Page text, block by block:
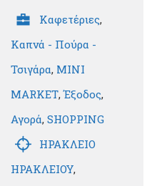
Καφετέριες,
Καπνά - Πούρα -
Τσιγάρα, MINI
MARKET,Έξοδος,
Αγορά, SHOPPING
ΗΡΑΚΛΕΙΟ
ΗΡΑΚΛΕΙΟΥ,